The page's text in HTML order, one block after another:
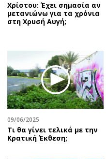
Χρίστου: Έχει σημασία αν
μετανιώνω για τα χρόνια
στη Χρυσή Αυγή;
09/06/2025
Τι θα γίνει τελικά με την
Κρατική Έκθεση;